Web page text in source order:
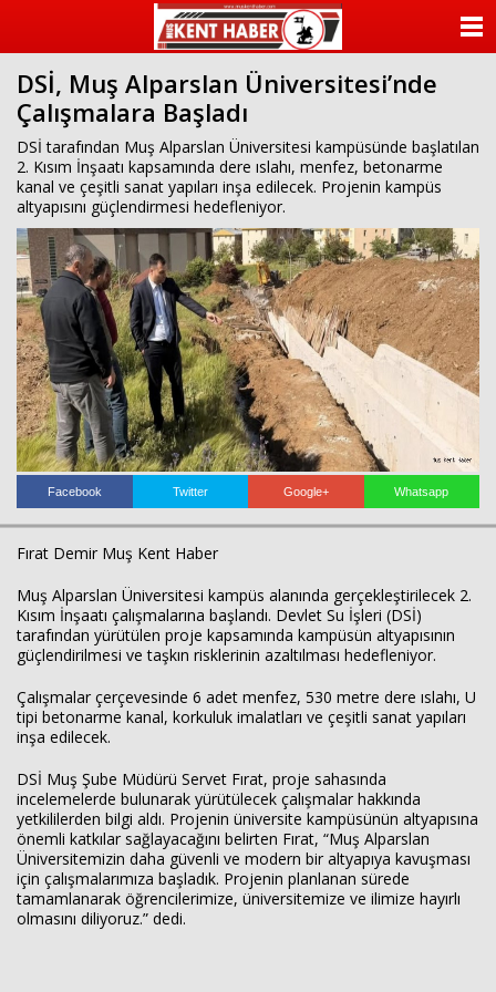
DSİ, Muş Alparslan Üniversitesi’nde
Çalışmalara Başladı
DSİ tarafından Muş Alparslan Üniversitesi kampüsünde başlatılan
2. Kısım İnşaatı kapsamında dere ıslahı, menfez, betonarme
kanal ve çeşitli sanat yapıları inşa edilecek. Projenin kampüs
altyapısını güçlendirmesi hedefleniyor.
Facebook Twitter Google+ Whatsapp
Fırat Demir Muş Kent Haber
Muş Alparslan Üniversitesi kampüs alanında gerçekleştirilecek 2.
Kısım İnşaatı çalışmalarına başlandı. Devlet Su İşleri (DSİ)
tarafından yürütülen proje kapsamında kampüsün altyapısının
güçlendirilmesi ve taşkın risklerinin azaltılması hedefleniyor.
Çalışmalar çerçevesinde 6 adet menfez, 530 metre dere ıslahı, U
tipi betonarme kanal, korkuluk imalatları ve çeşitli sanat yapıları
inşa edilecek.
DSİ Muş Şube Müdürü Servet Fırat, proje sahasında
incelemelerde bulunarak yürütülecek çalışmalar hakkında
yetkililerden bilgi aldı. Projenin üniversite kampüsünün altyapısına
önemli katkılar sağlayacağını belirten Fırat, “Muş Alparslan
Üniversitemizin daha güvenli ve modern bir altyapıya kavuşması
için çalışmalarımıza başladık. Projenin planlanan sürede
tamamlanarak öğrencilerimize, üniversitemize ve ilimize hayırlı
olmasını diliyoruz.” dedi.
ANASAYFA
KATEGORİLER
ANKETLER
FOTO GALERİ
VİDEO GALERİ
KÜNYE
İLETİŞİM